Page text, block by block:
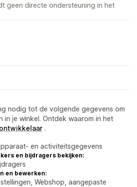
geen directe ondersteuning in het
nodig tot de volgende gegevens om
in je winkel. Ontdek waarom in het
.
en activiteitsgegevens
en bijdragers bekijken:
en bewerken:
Webshop, aangepaste